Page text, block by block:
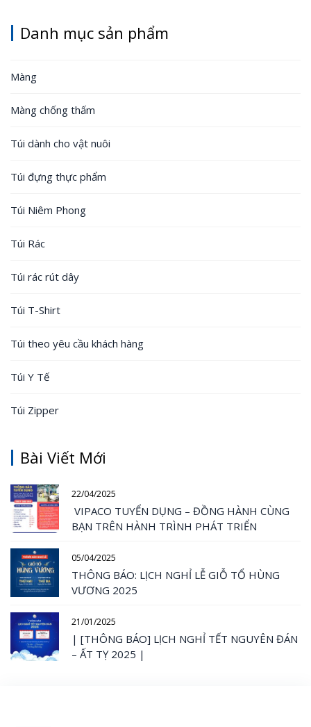
Danh mục sản phẩm
Màng
Màng chống thấm
Túi dành cho vật nuôi
Túi đựng thực phẩm
Túi Niêm Phong
Túi Rác
Túi rác rút dây
Túi T-Shirt
Túi theo yêu cầu khách hàng
Túi Y Tế
Túi Zipper
Bài Viết Mới
22/04/2025
VIPACO TUYỂN DỤNG – ĐỒNG HÀNH CÙNG
BẠN TRÊN HÀNH TRÌNH PHÁT TRIỂN
05/04/2025
THÔNG BÁO: LỊCH NGHỈ LỄ GIỖ TỔ HÙNG
VƯƠNG 2025
21/01/2025
| [THÔNG BÁO] LỊCH NGHỈ TẾT NGUYÊN ĐÁN
– ẤT TỴ 2025 |